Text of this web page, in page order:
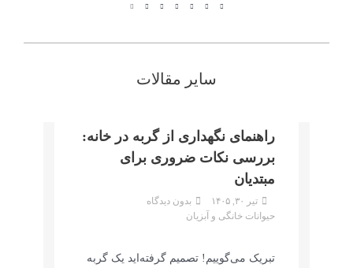
سایر مقالات
راهنمای نگهداری از گربه در خانه:
بررسی نکات ضروری برای
مبتدیان
تیر ۳۰, ۱۴۰۵
بدون دیدگاه
حیوانات خانگی و آبزیان
تبریک می‌گوییم! تصمیم گرفته‌اید یک گربه